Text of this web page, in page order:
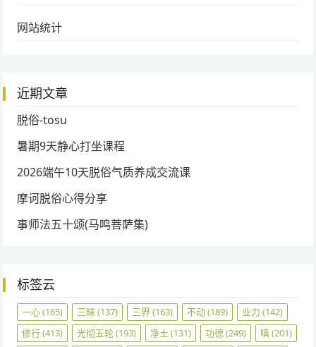
网站统计
近期文章
脱俗-tosu
暑期9天静心打坐课程
2026端午10天脱俗气质养成交流课
摩诃脱俗心得分享
事师法五十颂(马鸣菩萨集)
标签云
一心(165) 三昧(137) 三界(163) 不动(189) 业力 (142)
修行(413) 光彻五轮(193) 净土 (131) 功德(249) 嗔(201)